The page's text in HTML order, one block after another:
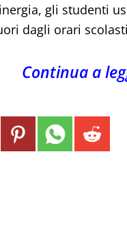
gli studenti
dagli orari
Continua a